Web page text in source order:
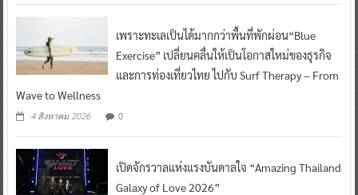
เพราะทะเลเป็นได้มากกว่าพื้นที่พักผ่อน“Blue
Exercise” เปลี่ยนคลื่นให้เป็นโอกาสใหม่ของธุรกิจ
และการท่องเที่ยวไทย ไปกับ Surf Therapy – From
Wave to Wellness
4 สิงหาคม 2026 0
เปิดจักรวาลแห่งแรงบันดาลใจ “Amazing Thailand
Galaxy of Love 2026”